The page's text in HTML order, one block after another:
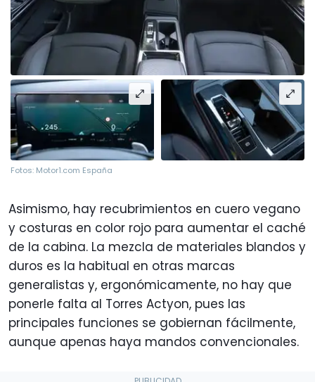
Fotos: Motor1.com España
Asimismo, hay recubrimientos en cuero vegano
y costuras en color rojo para aumentar el caché
de la cabina. La mezcla de materiales blandos y
duros es la habitual en otras marcas
generalistas y, ergonómicamente, no hay que
ponerle falta al Torres Actyon, pues las
principales funciones se gobiernan fácilmente,
aunque apenas haya mandos convencionales.